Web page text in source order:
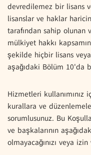
devredilemez bir lisans
lisanslar ve haklar
tarafından sahip
mülkiyet hakkı
şekilde hiçbir lisans
aşağıdaki Bölüm 10'da
Hizmetleri
kurallara ve
sorumlusunuz. Bu
ve başkalarının
olmayacağınızı veya